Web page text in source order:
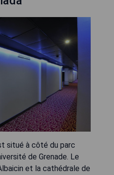
situé à côté du parc
de Grenade. Le
et la cathédrale de